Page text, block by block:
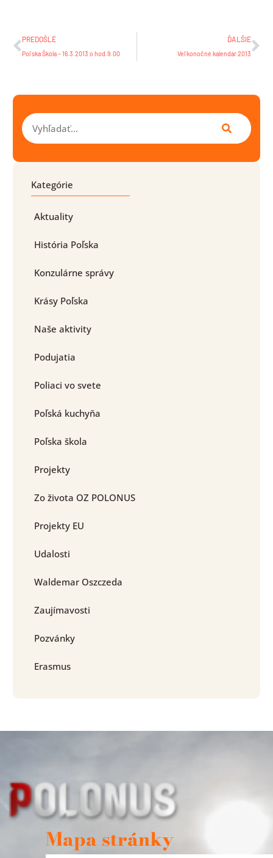
PREDOŠLÉ
Poľska Škola – 16.3.2013 o hod.9.00
ĎALŠIE
Veľkonočné kalendár 2013
Vyhľadať
Kategórie
Aktuality
História Poľska
Konzulárne správy
Krásy Poľska
Naše aktivity
Podujatia
Poliaci vo svete
Poľská kuchyňa
Poľska škola
Projekty
Zo života OZ POLONUS
Projekty EU
Udalosti
Waldemar Oszczeda
Zaujímavosti
Pozvánky
Erasmus
Mapa stránky